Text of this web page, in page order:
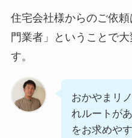
住宅会社様からのご依
門業者」ということで
す。
おかやまリ
れルートが
をお求めや